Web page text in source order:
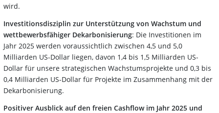
wird.
Investitionsdisziplin zur Unterstützung von Wachstum und
wettbewerbsfähiger Dekarbonisierung: Die Investitionen im
Jahr 2025 werden voraussichtlich zwischen 4,5 und 5,0
Milliarden US-Dollar liegen, davon 1,4 bis 1,5 Milliarden US-
Dollar für unsere strategischen Wachstumsprojekte und 0,3 bis
0,4 Milliarden US-Dollar für Projekte im Zusammenhang mit der
Dekarbonisierung.
Positiver Ausblick auf den freien Cashflow im Jahr 2025 und